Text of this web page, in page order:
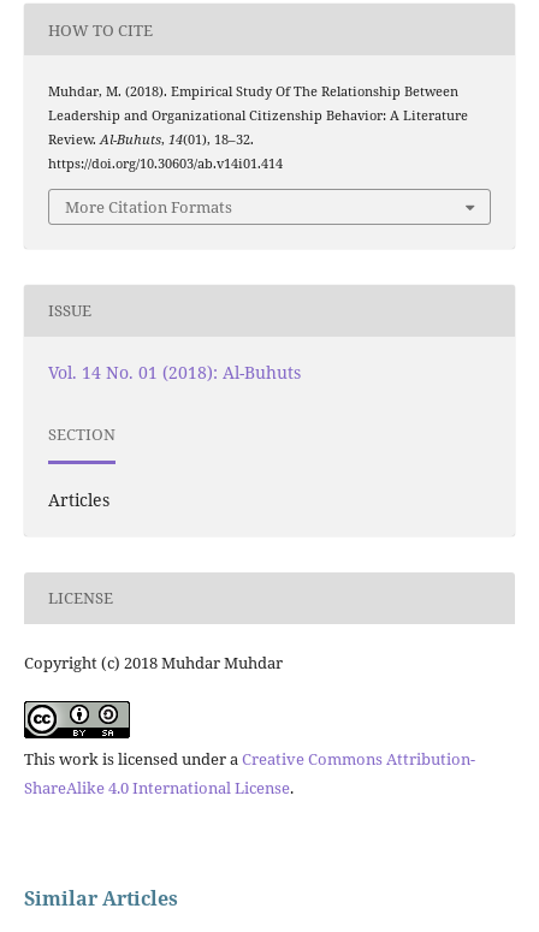
HOW TO CITE
Muhdar, M. (2018). Empirical Study Of The Relationship Between
Leadership and Organizational Citizenship Behavior: A Literature
Review.Al-Buhuts, 14(01), 18–32.
https://doi.org/10.30603/ab.v14i01.414
More Citation Formats
ISSUE
Vol. 14 No. 01 (2018): Al-Buhuts
SECTION
Articles
LICENSE
Copyright (c) 2018 Muhdar Muhdar
This work is licensed under aCreative Commons Attribution-
ShareAlike 4.0 International License.
Similar Articles